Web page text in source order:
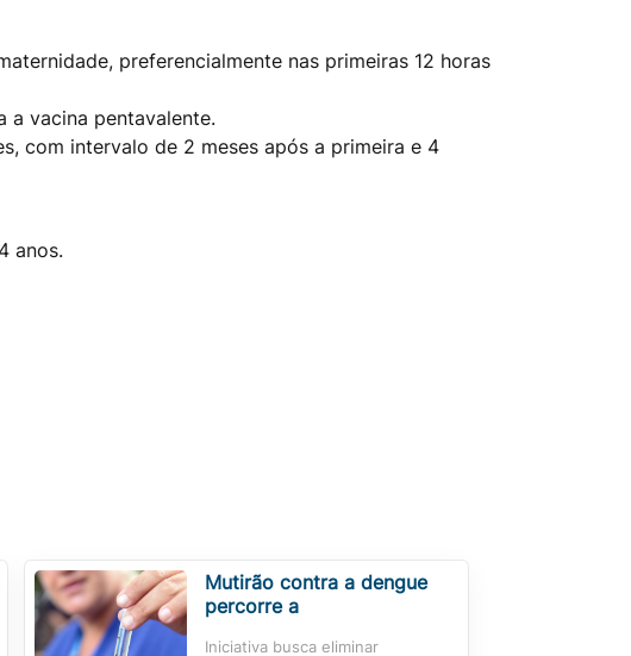
preferencialmente nas primeiras 12 horas
a vacina pentavalente.
com intervalo de 2 meses após a primeira e 4
anos.
Mutirão contra a dengue
percorre a
Iniciativa busca eliminar